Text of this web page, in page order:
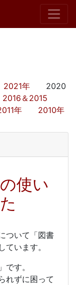
2021年 2020
2016＆2015
年 2010年
使い
ついて「図書
います。
す。
れずに困って